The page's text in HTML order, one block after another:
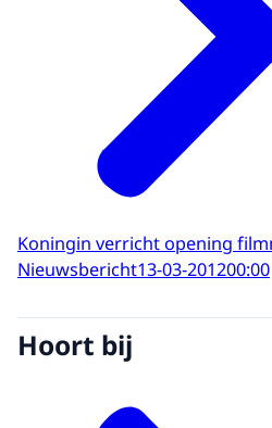
Koningin verricht opening
Nieuwsbericht13-03-201200:00
Hoort bij